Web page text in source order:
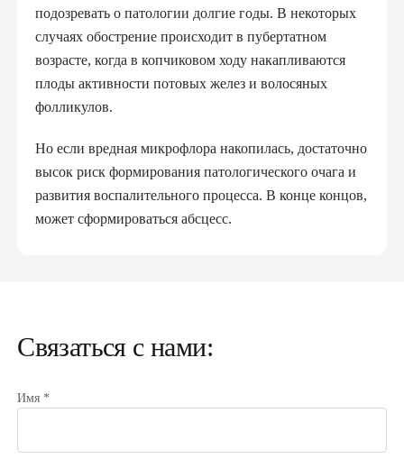
подозревать о патологии долгие годы. В некоторых
случаях обострение происходит в пубертатном
возрасте, когда в копчиковом ходу накапливаются
плоды активности потовых желез и волосяных
фолликулов.
Но если вредная микрофлора накопилась, достаточно
высок риск формирования патологического очага и
развития воспалительного процесса. В конце концов,
может сформироваться абсцесс.
покраснение первичных отверстий хода
Связаться с нами:
Имя *